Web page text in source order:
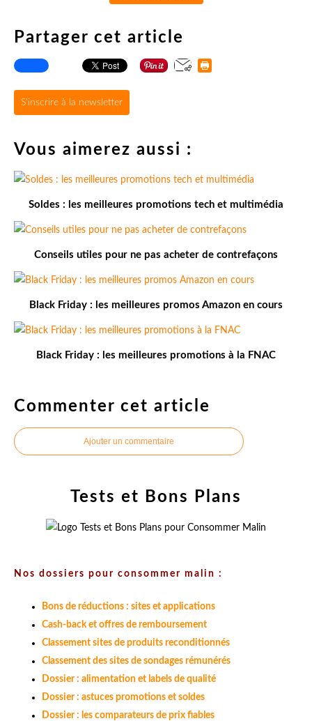
Partager cet article
S'inscrire à la newsletter
Vous aimerez aussi :
Soldes : les meilleures promotions tech et multimédia
Conseils utiles pour ne pas acheter de contrefaçons
Black Friday : les meilleures promos Amazon en cours
Black Friday : les meilleures promotions à la FNAC
Commenter cet article
Ajouter un commentaire
Tests et Bons Plans
Nos dossiers pour consommer malin :
Bons de réductions : sites et applications
Cash-back et offres de remboursement
Classement sites de produits reconditionnés
Classement des sites de sondages rémunérés
Dossier : alimentation et labels de qualité
Dossier : astuces promotions et soldes
Dossier : les comparateurs de prix fiables